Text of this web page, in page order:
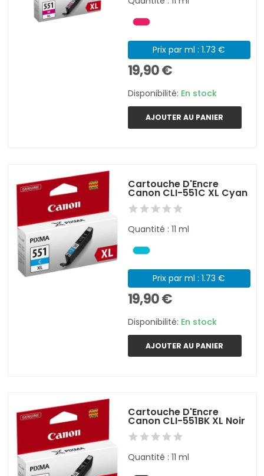
Prix par ml : 1.73 €
19,90 €
Disponibilité: En stock
AJOUTER AU PANIER
Cartouche D'Encre
Canon CLI-551C XL Cyan
Quantité : 11 ml
Prix par ml : 1.73 €
19,90 €
Disponibilité: En stock
AJOUTER AU PANIER
Cartouche D'Encre
Canon CLI-551BK XL Noir
Quantité : 11 ml